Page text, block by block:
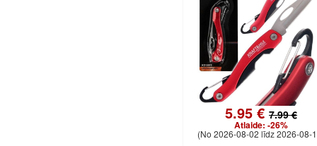
5.95 €7.99 €
Atlaide: -26%
(No 2026-08-02 līdz 2026-08-